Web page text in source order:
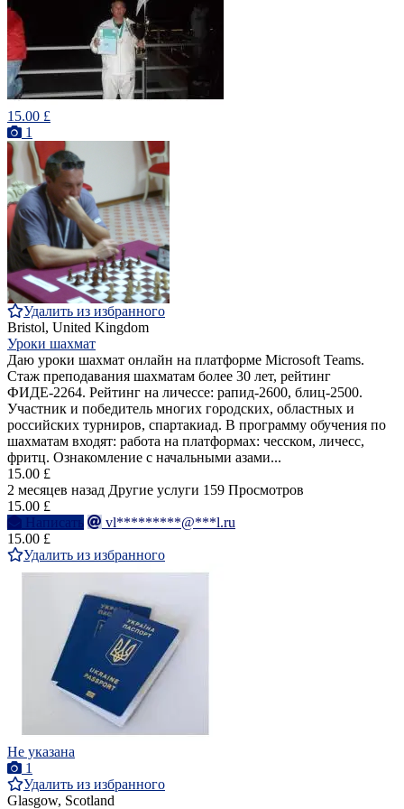
15.00 £
1
Удалить из избранного
Bristol, United Kingdom
Уроки шахмат
Даю уроки шахмат онлайн на платформе Microsoft Teams.
Стаж преподавания шахматам более 30 лет, рейтинг
ФИДЕ-2264. Рейтинг на личессе: рапид-2600, блиц-2500.
Участник и победитель многих городских, областных и
российских турниров, спартакиад. В программу обучения по
шахматам входят: работа на платформах: чесском, личесс,
фритц. Ознакомление с начальными азами...
15.00 £
2 месяцев назад Другие услуги 159 Просмотров
15.00 £
Написать
vl*********@***l.ru
15.00 £
Удалить из избранного
Не указана
1
Удалить из избранного
Glasgow, Scotland